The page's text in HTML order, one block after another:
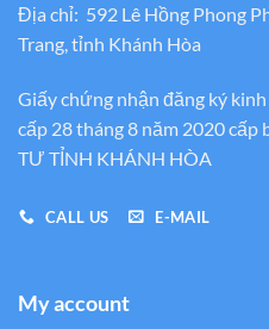
Địa chỉ: 592 Lê Hồng Phong
Trang, tỉnh Khánh Hòa
Giấy chứng nhận đăng ký
cấp 28 tháng 8 năm 2020
TƯ TỈNH KHÁNH HÒA
CALL US E-MAIL
My account